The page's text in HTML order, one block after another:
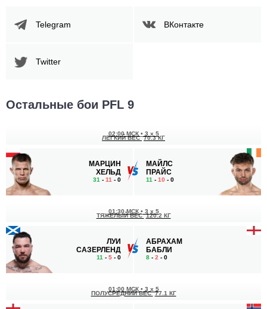
Telegram ВКонтакте
Twitter
Остальные бои PFL 9
МАРЦИН
ХЕЛЬД
31 - 11 - 0
02:00 МСК • 3 x 5
ЛЕГКИЙ ВЕС 70.3 КГ
МАЙЛС
ПРАЙС
11 - 10 - 0
ЛУИ
САЗЕРЛЕНД
11 - 5 - 0
01:30 МСК • 3 x 5
ТЯЖЕЛЫЙ ВЕС 120.2 КГ
АБРАХАМ
БАБЛИ
8 - 2 - 0
01:00 МСК • 3 x 5
ПОЛУСРЕДНИЙ ВЕС 77.1 КГ